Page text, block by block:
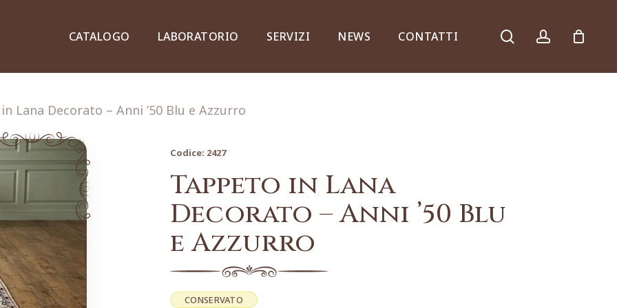
CATALOGO
Credenze, piattaie e vetrine
Lampade e lampadari
Dipinti e stampe
LABORATORIO SERVIZI NEWS CONTATTI searchaccount
Lana Decorato – Anni ’50 Blu e Azzurro
Codice: 2427
Tappeto in Lana
Decorato – Anni ’50 Blu
e Azzurro
CONSERVATO